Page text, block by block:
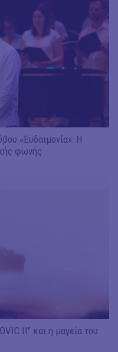
«Ευδαιμονία»: Η
φωνής
II" και η μαγεία του